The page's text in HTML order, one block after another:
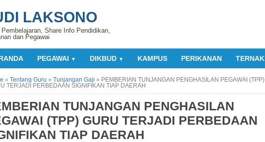
LAKSONO
Pembelajaran, Share Info Pendidikan,
dan Pegawai
PEGAWAI ▼ DIKBUD ▼ KAMPUS PERIKANAN TERNAK
» Tentang Guru » Tunjangan Gaji » PEMBERIAN TUNJANGAN PENGHASILAN PEGAWAI (TPP)
TERJADI PERBEDAAN SIGNIFIKAN TIAP DAERAH
TUNJANGAN PENGHASILAN
(TPP) GURU TERJADI PERBEDAAN
TIAP DAERAH